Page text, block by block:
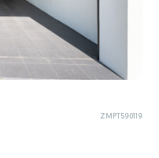
ZMPT590119